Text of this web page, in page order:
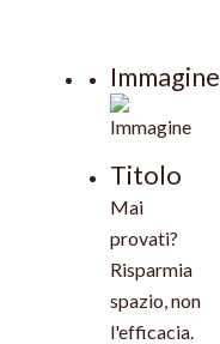
Immagine
Titolo
Mai
provati?
Risparmia
spazio, non
l'efficacia.